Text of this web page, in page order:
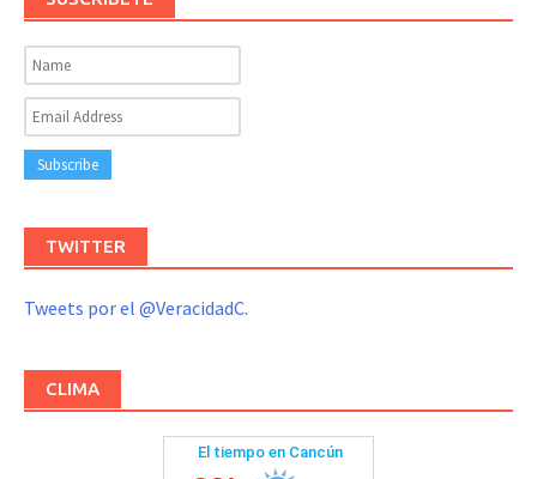
TWITTER
Tweets por el @VeracidadC.
CLIMA